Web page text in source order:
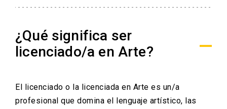
¿Qué significa ser
licenciado/a en Arte?
El licenciado o la licenciada en Arte es un/a
profesional que domina el lenguaje artístico, las